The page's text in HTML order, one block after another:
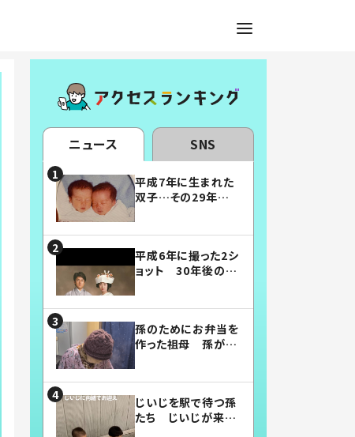
ニュース SNS
平成7年に生まれた
双子…その29年後
平成6年に撮った2シ
ョット 30年後の姿
孫のためにお弁当を
作った祖母 孫が絶
じいじを駅で待つ孫
たち じいじが来た